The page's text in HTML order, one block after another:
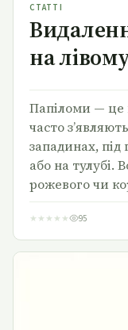
СТАТТІ
на
Папіломи — це
часто
западинах, під
або на тулубі.
рожевого чи
★ ★ ★ ★ ★ 95